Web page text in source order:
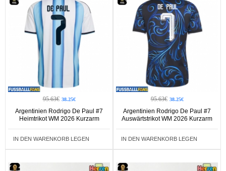
95.63€ 38.25€
Argentinien Rodrigo De Paul #7
Heimtrikot WM 2026 Kurzarm
IN DEN WARENKORB LEGEN
95.63€ 38.25€
Argentinien Rodrigo De Paul #7
Auswärtstrikot WM 2026 Kurzarm
IN DEN WARENKORB LEGEN